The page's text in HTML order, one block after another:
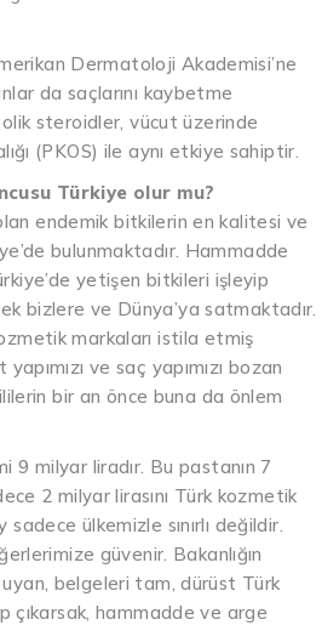
Dermatoloji Akademisi’ne
da saçlarını kaybetme
steroidler, vücut üzerinde
(PKOS) ile aynı etkiye sahiptir.
Türkiye olur mu?
endemik bitkilerin en kalitesi ve
bulunmaktadır. Hammadde
yetişen bitkileri işleyip
bizlere ve Dünya’ya satmaktadır.
markaları istila etmiş
ve saç yapımızı bozan
bir an önce buna da önlem
9 milyar liradır. Bu pastanın 7
2 milyar lirasını Türk kozmetik
ülkemizle sınırlı değildir.
güvenir. Bakanlığın
belgeleri tam, dürüst Türk
çıkarsak, hammadde ve arge